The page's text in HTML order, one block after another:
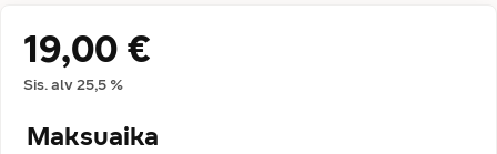
Hintatiedot
19,00 €
Sis. alv25,5 %
Maksuaika